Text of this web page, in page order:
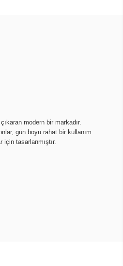
modern bir markadır.
gün boyu rahat bir kullanım
tasarlanmıştır.